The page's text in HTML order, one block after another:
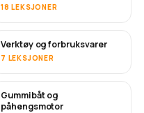
18 LEKSJONER
Verktøy og forbruksvarer
7 LEKSJONER
Gummibåt og
påhengsmotor